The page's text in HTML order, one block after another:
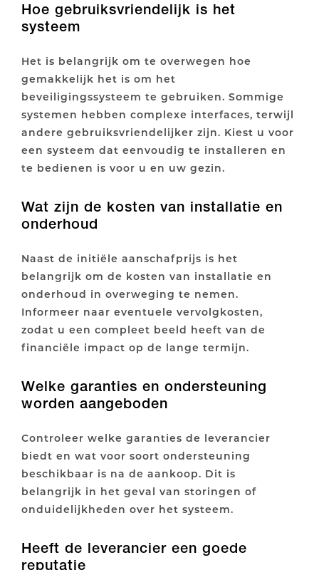
Hoe gebruiksvriendelijk is het
systeem
Het is belangrijk om te overwegen hoe
gemakkelijk het is om het
beveiligingssysteem te gebruiken. Sommige
systemen hebben complexe interfaces, terwijl
andere gebruiksvriendelijker zijn. Kiest u voor
een systeem dat eenvoudig te installeren en
te bedienen is voor u en uw gezin.
Wat zijn de kosten van installatie en
onderhoud
Naast de initiële aanschafprijs is het
belangrijk om de kosten van installatie en
onderhoud in overweging te nemen.
Informeer naar eventuele vervolgkosten,
zodat u een compleet beeld heeft van de
financiële impact op de lange termijn.
Welke garanties en ondersteuning
worden aangeboden
Controleer welke garanties de leverancier
biedt en wat voor soort ondersteuning
beschikbaar is na de aankoop. Dit is
belangrijk in het geval van storingen of
onduidelijkheden over het systeem.
Heeft de leverancier een goede
reputatie